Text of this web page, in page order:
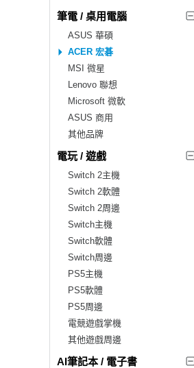
筆電 / 桌用電腦
ASUS 華碩
ACER 宏碁
MSI 微星
Lenovo 聯想
Microsoft 微軟
ASUS 商用
其他品牌
電玩 / 遊戲
Switch 2主機
Switch 2軟體
Switch 2周邊
Switch主機
Switch軟體
Switch周邊
PS5主機
PS5軟體
PS5周邊
電競遊戲掌機
其他遊戲周邊
AI筆記本 / 電子書